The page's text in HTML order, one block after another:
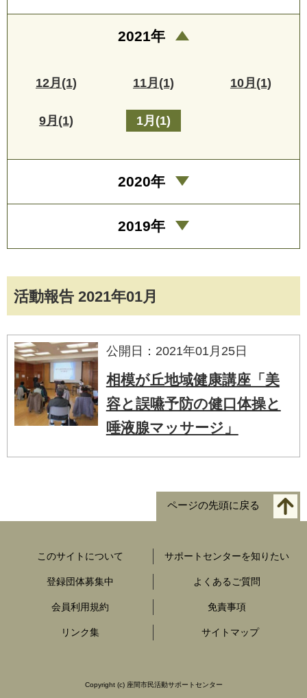
活動報告 2021年01月
公開日：2021年01月25日
相模が丘地域健康講座「美
容と誤嚥予防の健口体操と
唾液腺マッサージ」
2021年
12月(1) 11月(1) 10月(1)
9月(1) 1月(1)
2020年
2019年
ページの先頭に戻る
このサイトについて サポートセンターを知りたい
登録団体募集中 よくあるご質問
会員利用規約 免責事項
リンク集 サイトマップ
Copyright (c) 座間市民活動サポートセンター